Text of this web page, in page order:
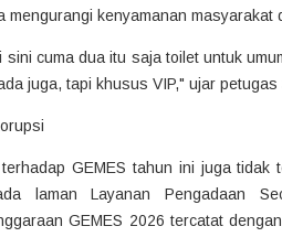
mengurangi kenyamanan masyarakat
sini cuma dua itu saja toilet untuk
juga, tapi khusus VIP," ujar petugas
GEMES tahun ini juga
laman Layanan Pengadaan
GEMES 2026 tercatat